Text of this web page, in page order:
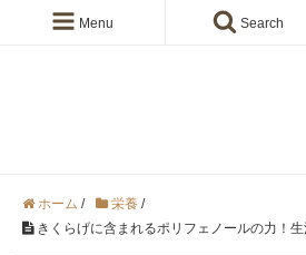
Menu Search
ホーム / 栄養 /
きくらげに含まれるポリフェノールの力！